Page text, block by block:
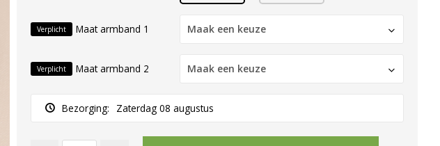
Verplicht Maat armband 1 Maak een keuze
Verplicht Maat armband 2 Maak een keuze
Bezorging: Zaterdag 08 augustus